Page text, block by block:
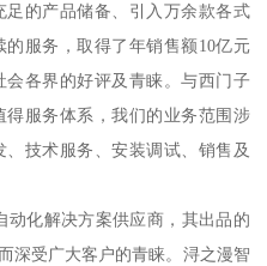
的产品储备、引入万余款各式
服务，取得了年销售额10亿元
各界的好评及青睐。与西门子
服务体系，我们的业务范围涉
技术服务、安装调试、销售及
解决方案供应商，其出品的
深受广大客户的青睐。浔之漫智